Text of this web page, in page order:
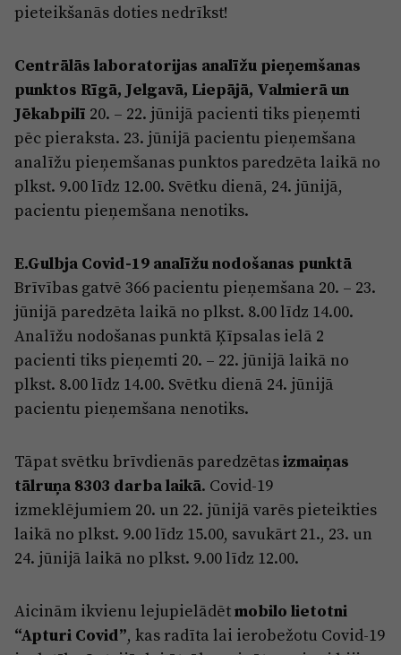
pieteikšanās doties nedrīkst!
Centrālās laboratorijas analīžu pieņemšanas
punktos Rīgā, Jelgavā, Liepājā, Valmierā un
Jēkabpilī 20. – 22. jūnijā pacienti tiks pieņemti
pēc pieraksta. 23. jūnijā pacientu pieņemšana
analīžu pieņemšanas punktos paredzēta laikā no
plkst. 9.00 līdz 12.00. Svētku dienā, 24. jūnijā,
pacientu pieņemšana nenotiks.
E.Gulbja Covid-19 analīžu nodošanas punktā
Brīvības gatvē 366 pacientu pieņemšana 20. – 23.
jūnijā paredzēta laikā no plkst. 8.00 līdz 14.00.
Analīžu nodošanas punktā Ķīpsalas ielā 2
pacienti tiks pieņemti 20. – 22. jūnijā laikā no
plkst. 8.00 līdz 14.00. Svētku dienā 24. jūnijā
pacientu pieņemšana nenotiks.
Tāpat svētku brīvdienās paredzētasizmaiņas
tālruņa 8303 darba laikā. Covid-19
izmeklējumiem 20. un 22. jūnijā varēs pieteikties
laikā no plkst. 9.00 līdz 15.00, savukārt 21., 23. un
24. jūnijā laikā no plkst. 9.00 līdz 12.00.
Aicinām ikvienu lejupielādētmobilo lietotni
“Apturi Covid”, kas radīta lai ierobežotu Covid-19